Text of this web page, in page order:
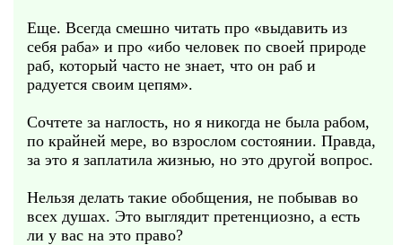
Еще. Всегда смешно читать про «выдавить из
себя раба» и про «ибо человек по своей природе
раб, который часто не знает, что он раб и
радуется своим цепям».
Сочтете за наглость, но я никогда не была рабом,
по крайней мере, во взрослом состоянии. Правда,
за это я заплатила жизнью, но это другой вопрос.
Нельзя делать такие обобщения, не побывав во
всех душах. Это выглядит претенциозно, а есть
ли у вас на это право?